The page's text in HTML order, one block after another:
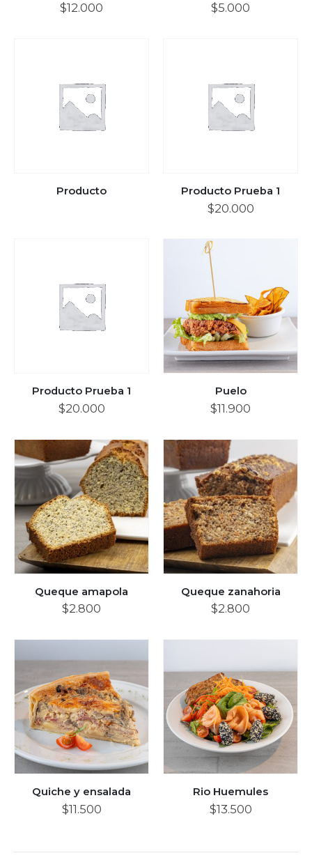
$12.000 $5.000
Producto Producto Prueba 1
$20.000
Producto Prueba 1
$20.000
Puelo
$11.900
Queque amapola
$2.800
Queque zanahoria
$2.800
Quiche y ensalada
$11.500
Rio Huemules
$13.500